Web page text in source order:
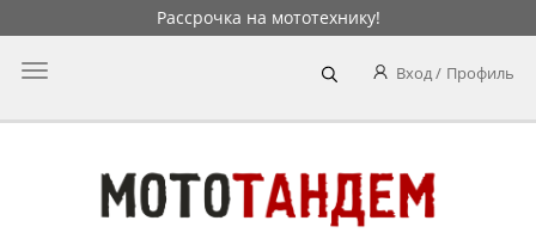
Рассрочка на мототехнику!
Вход Профиль
Главное